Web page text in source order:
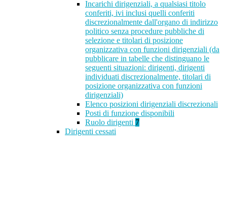
Incarichi dirigenziali, a qualsiasi titolo
conferiti, ivi inclusi quelli conferiti
discrezionalmente dall'organo di indirizzo
politico senza procedure pubbliche di
selezione e titolari di posizione
organizzativa con funzioni dirigenziali (da
pubblicare in tabelle che distinguano le
seguenti situazioni: dirigenti, dirigenti
individuati discrezionalmente, titolari di
posizione organizzativa con funzioni
dirigenziali)
Elenco posizioni dirigenziali discrezionali
Posti di funzione disponibili
Ruolo dirigenti 7
Dirigenti cessati